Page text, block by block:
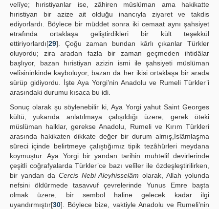
velîye; hıristiyanlar ise, zâhiren müslüman ama hakikatte
hıristiyan bir azize ait olduğu inancıyla ziyaret ve takdis
ediyorlardı. Böylece bir müddet sonra iki cemaat aynı şahsiyet
etrafında ortaklaşa geliştirdikleri bir kült teşekkül
ettiriyorlardı[29]. Çoğu zaman bundan kârlı çıkanlar Türkler
oluyordu; zira aradan fazla bir zaman geçmeden ihtidâlar
başlıyor, bazan hıristiyan azizin ismi ile şahsiyeti müslüman
velîsininkinde kayboluyor, bazan da her ikisi ortaklaşa bir arada
sürüp gidiyordu. İşte Aya Yorgi’nin Anadolu ve Rumeli Türkler’i
arasındaki durumu kısaca bu idi.
Sonuç olarak şu söylenebilir ki, Aya Yorgi yahut Saint Georges
kültü, yukarıda anlatılmaya çalışıldığı üzere, gerek öteki
müslüman halklar, gerekse Anadolu, Rumeli ve Kırım Türkleri
arasında hakikaten dikkate değer bir durum almış,İslâmlaşma
süreci içinde belirtmeye çalıştığımız tipik tezâhürleri meydana
koymuştur. Aya Yorgi bir yandan tarihin muhtelif devirlerinde
çeşitli coğrafyalarda Türkler’ce bazı velîler ile özdeşleştirilirken,
bir yandan da Cercis Nebi Aleyhisselâm olarak, Allah yolunda
nefsini öldürmede tasavvuf çevrelerinde Yunus Emre başta
olmak üzere, bir sembol haline gelecek kadar ilgi
uyandırmıştır[30]. Böylece bize, vaktiyle Anadolu ve Rumeli’nin